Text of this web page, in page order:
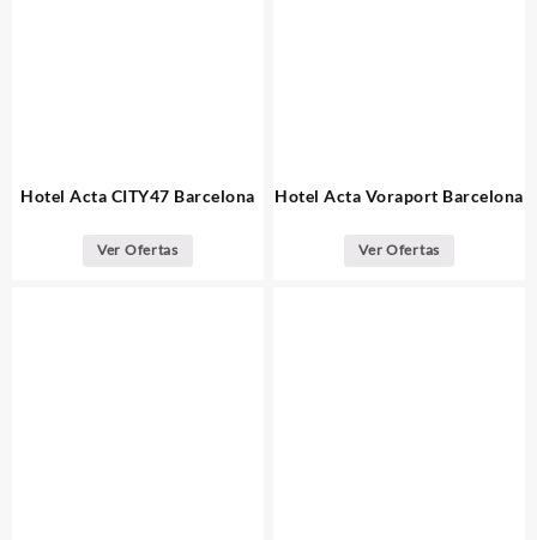
Hotel Acta CITY47 Barcelona
Ver Ofertas
Hotel Acta Voraport Barcelona
Ver Ofertas